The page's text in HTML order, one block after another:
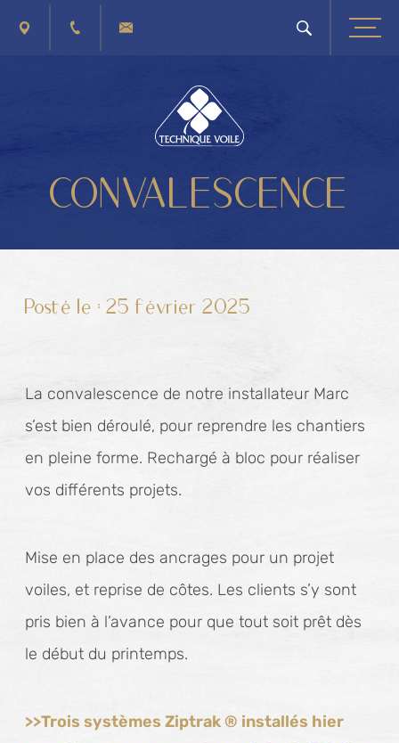
PLAN D'ACCÈS+32 (0) 4 263 40 41
CONTACTEZ-NOUS
CONVALESCENCE
Posté le :25 février 2025
La convalescence de notre installateur Marc
s’est bien déroulé, pour reprendre les chantiers
en pleine forme. Rechargé à bloc pour réaliser
vos différents projets.
Mise en place des ancrages pour un projet
voiles, et reprise de côtes. Les clients s’y sont
pris bien à l’avance pour que tout soit prêt dès
le début du printemps.
>>Trois systèmes Ziptrak ® installés hier